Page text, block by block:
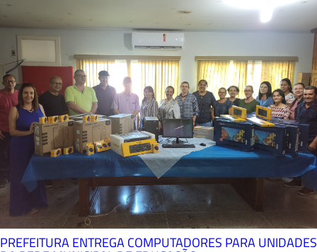
PREFEITURA ENTREGA COMPUTADORES PARA UNIDADES